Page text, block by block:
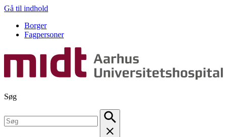
Gå til indhold
Borger
Fagpersoner
Søg